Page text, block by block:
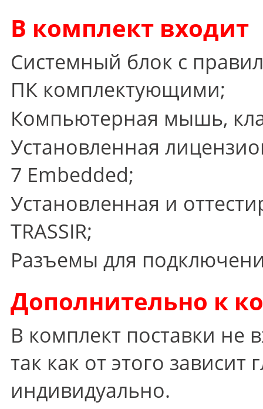
В комплект входит
Системный блок с
ПК комплектующими;
Компьютерная мышь,
Установленная
7 Embedded;
Установленная и
TRASSIR;
Разъемы для
Дополнительно к
В комплект поставки не
так как от этого
индивидуально.